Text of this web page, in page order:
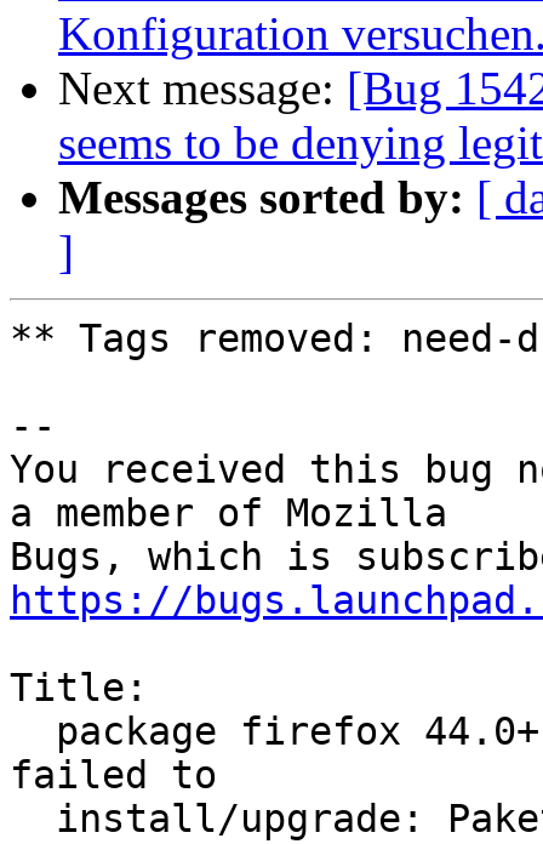
Konfiguration
Next message: [Bug
seems to be denying
Messages sorted by: [
]
** Tags removed: need-
--
You received this bug
a member of Mozilla
https://
Title:
failed to